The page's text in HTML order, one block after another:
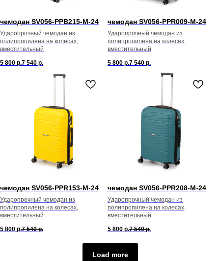
чемодан SV056-PPB215-М-24
Ударопрочный чемодан из
полипропилена на колесах,
вместительный
5 800 р.7 540 р.
чемодан SV056-PPR009-М-24
Ударопрочный чемодан из
полипропилена на колесах,
вместительный
5 800 р.7 540 р.
чемодан SV056-PPR153-М-24
Ударопрочный чемодан из
полипропилена на колесах,
вместительный
5 800 р.7 540 р.
чемодан SV056-PPR208-М-24
Ударопрочный чемодан из
полипропилена на колесах,
вместительный
5 800 р.7 540 р.
Load more